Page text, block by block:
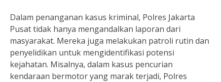
Dalam penanganan kasus kriminal, Polres Jakarta
Pusat tidak hanya mengandalkan laporan dari
masyarakat. Mereka juga melakukan patroli rutin dan
penyelidikan untuk mengidentifikasi potensi
kejahatan. Misalnya, dalam kasus pencurian
kendaraan bermotor yang marak terjadi, Polres